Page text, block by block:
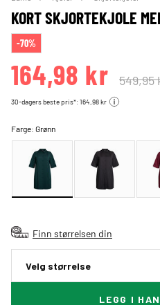
KORT SKJORTEKJOLE
-70%
164,98 kr 549,95
30-dagers beste pris*: 164,98 kr
Farge:Grønn
Finn størrelsen din
Velg størrelse
LEGG I